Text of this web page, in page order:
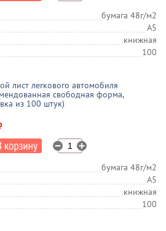
бумага 48г/м2
А5
книжная
100
лист легкового автомобиля
свободная форма,
из 100 штук)
бумага 48г/м2
А5
книжная
100